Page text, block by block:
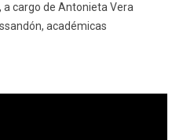
cargo de Antonieta Vera
académicas